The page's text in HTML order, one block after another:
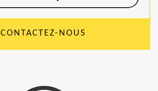
CONTACTEZ-NOUS